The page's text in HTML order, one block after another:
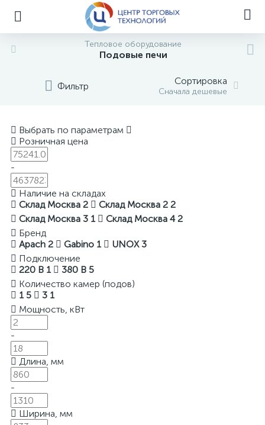
Тепловое оборудование
Подовые печи
Фильтр Сортировка
Сначала дешевые
Выбрать по параметрам
Розничная цена
-
Наличие на складах
Склад Москва 2 Склад Москва 2 2
Склад Москва 3 1 Склад Москва 42
Бренд
Apach 2 Gabino 1 UNOX3
Подключение
220 В 1 380 В 5
Количество камер (подов)
1 5 3 1
Мощность, кВт
-
Длина, мм
-
Ширина, мм